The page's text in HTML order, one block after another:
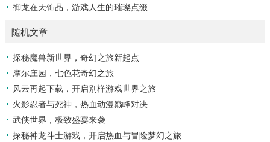
御龙在天饰品，游戏人生的璀璨点缀
随机文章
探秘魔兽新世界，奇幻之旅新起点
摩尔庄园，七色花奇幻之旅
风云再起下载，开启别样游戏世界之旅
火影忍者与死神，热血动漫巅峰对决
武侠世界，极致盛宴来袭
探秘神龙斗士游戏，开启热血与冒险梦幻之旅